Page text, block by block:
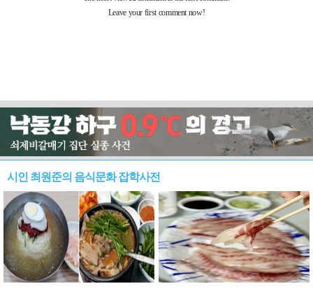
시인 최원준의 음식문화 잡학사전